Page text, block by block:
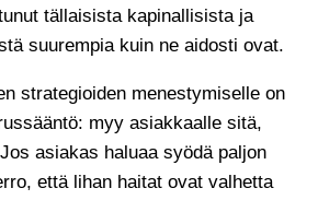
tällaisista kapinallisista ja
suurempia kuin ne aidosti ovat.
strategioiden menestymiselle on
myy asiakkaalle sitä,
asiakas haluaa syödä paljon
että lihan haitat ovat valhetta